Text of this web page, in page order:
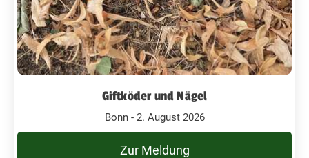
Giftköder und Nägel
Bonn - 2. August 2026
Zur Meldung